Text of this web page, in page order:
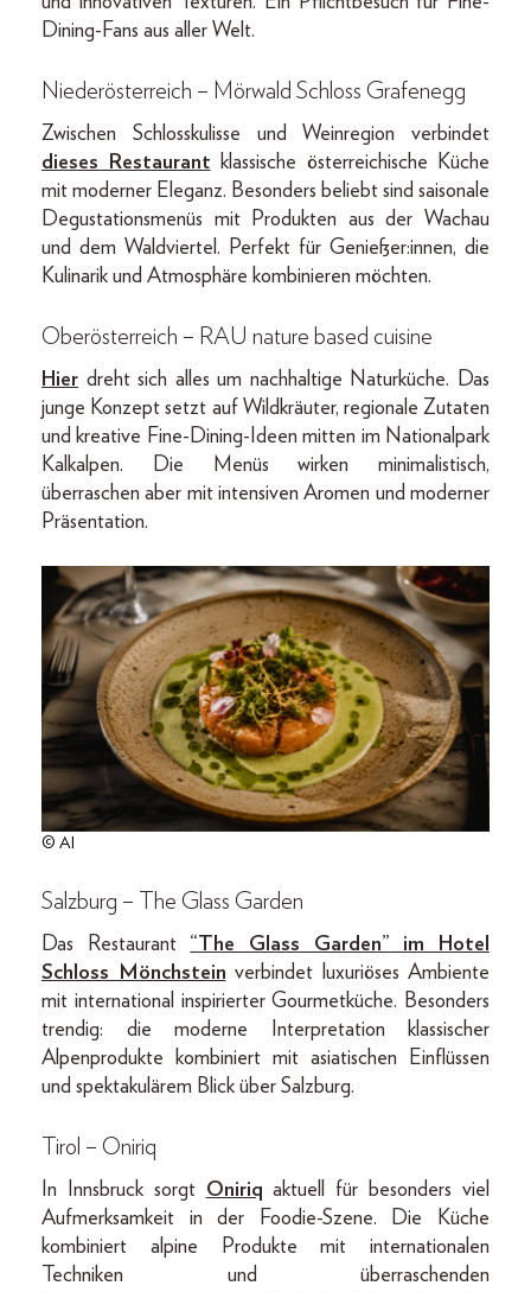
Dining-Fans aus aller Welt.
Niederösterreich – Mörwald Schloss Grafenegg
Zwischen Schlosskulisse und Weinregion verbindet
dieses Restaurant klassische österreichische Küche
mit moderner Eleganz. Besonders beliebt sind saisonale
Degustationsmenüs mit Produkten aus der Wachau
und dem Waldviertel. Perfekt für Genießer:innen, die
Kulinarik und Atmosphäre kombinieren möchten.
Oberösterreich – RAU nature based cuisine
Hier dreht sich alles um nachhaltige Naturküche. Das
junge Konzept setzt auf Wildkräuter, regionale Zutaten
und kreative Fine-Dining-Ideen mitten im Nationalpark
Kalkalpen. Die Menüs wirken minimalistisch,
überraschen aber mit intensiven Aromen und moderner
Präsentation.
© AI
Salzburg – The Glass Garden
Das Restaurant “The Glass Garden” im Hotel
Schloss Mönchstein verbindet luxuriöses Ambiente
mit international inspirierter Gourmetküche. Besonders
trendig: die moderne Interpretation klassischer
Alpenprodukte kombiniert mit asiatischen Einflüssen
und spektakulärem Blick über Salzburg.
Tirol – Oniriq
In Innsbruck sorgt Oniriq aktuell für besonders viel
Aufmerksamkeit in der Foodie-Szene. Die Küche
kombiniert alpine Produkte mit internationalen
Techniken und überraschenden